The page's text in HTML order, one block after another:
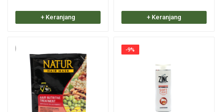
+ Keranjang + Keranjang
-9%